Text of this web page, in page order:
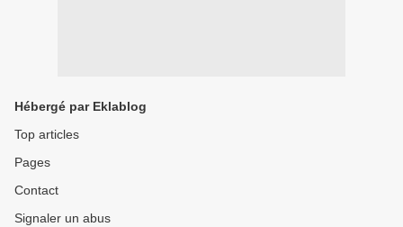
Hébergé par Eklablog
Top articles
Pages
Contact
Signaler un abus